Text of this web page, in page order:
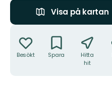
Visa på kartan
Besökt Spara
Hitta
hit